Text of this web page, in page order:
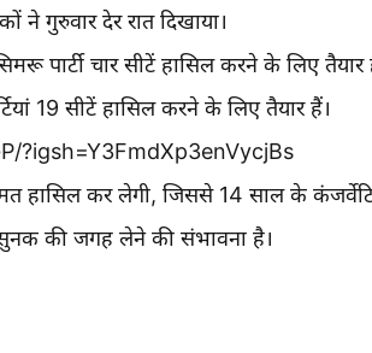
ने गुरुवार देर रात दिखाया।
पार्टी चार सीटें हासिल करने के लिए
19 सीटें हासिल करने के लिए तैयार हैं।
?igsh=Y3FmdXp3enVycjBs
हासिल कर लेगी, जिससे 14 साल के
सुनक की जगह लेने की संभावना है।